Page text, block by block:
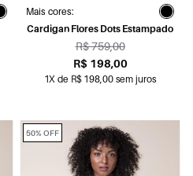
Mais cores:
Cardigan Flores Dots Estampado
R$ 759,00
R$ 198,00
1X de R$ 198,00 sem juros
50% OFF